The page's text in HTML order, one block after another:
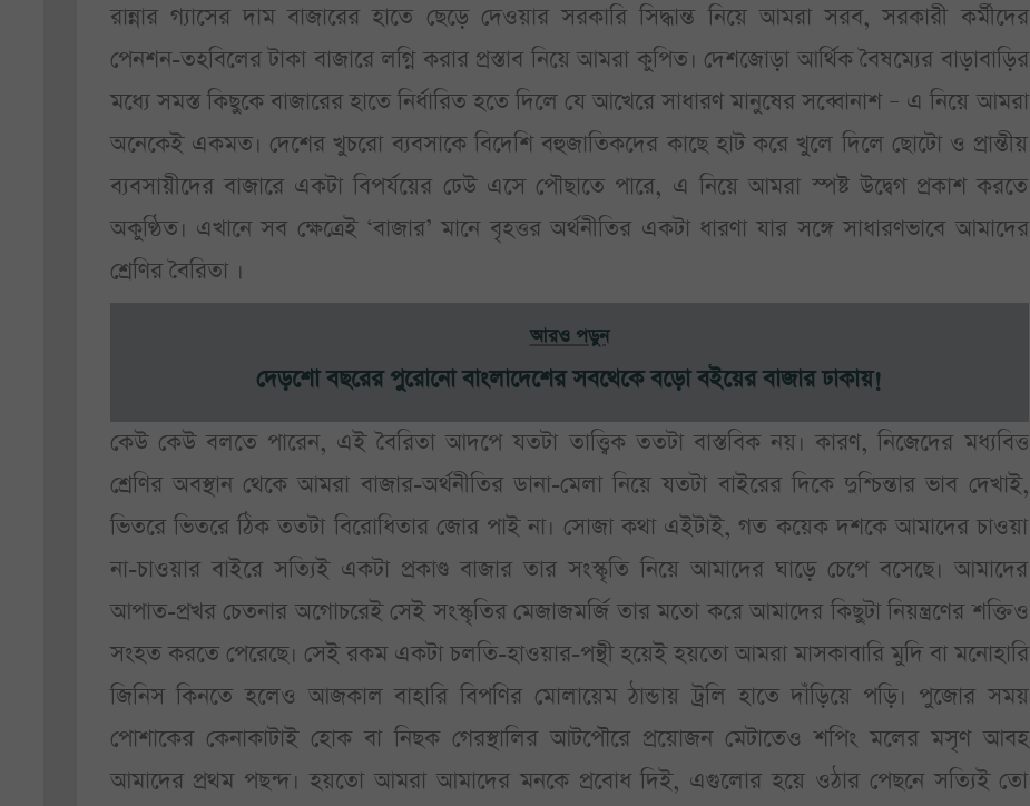
রান্নার গ্যাসের দাম বাজারের হাতে ছেড়ে দেওয়ার সরকারি সিদ্ধান্ত নিয়ে আমরা সরব, সরকারী কর্মীদের
পেনশন-তহবিলের টাকা বাজারে লগ্নি করার প্রস্তাব নিয়ে আমরা কুপিত। দেশজোড়া আর্থিক বৈষম্যের বাড়াবাড়ির
মধ্যে সমস্ত কিছুকে বাজারের হাতে নির্ধারিত হতে দিলে যে আখেরে সাধারণ মানুষের সব্বোনাশ – এ নিয়ে আমরা
অনেকেই একমত। দেশের খুচরো ব্যবসাকে বিদেশি বহুজাতিকদের কাছে হাট করে খুলে দিলে ছোটো ও প্রান্তীয়
ব্যবসায়ীদের বাজারে একটা বিপর্যয়ের ঢেউ এসে পৌছাতে পারে, এ নিয়ে আমরা স্পষ্ট উদ্বেগ প্রকাশ করতে
অকুণ্ঠিত। এখানে সব ক্ষেত্রেই ‘বাজার’ মানে বৃহত্তর অর্থনীতির একটা ধারণা যার সঙ্গে সাধারণভাবে আমাদের
শ্রেণির বৈরিতা ।
আরও পড়ুন
দেড়শো বছরের পুরোনো বাংলাদেশের সবথেকে বড়ো বইয়ের বাজার ঢাকায়!
কেউ কেউ বলতে পারেন, এই বৈরিতা আদপে যতটা তাত্ত্বিক ততটা বাস্তবিক নয়। কারণ, নিজেদের মধ্যবিত্ত
শ্রেণির অবস্থান থেকে আমরা বাজার-অর্থনীতির ডানা-মেলা নিয়ে যতটা বাইরের দিকে দুশ্চিন্তার ভাব দেখাই,
ভিতরে ভিতরে ঠিক ততটা বিরোধিতার জোর পাই না। সোজা কথা এইটাই, গত কয়েক দশকে আমাদের চাওয়া
না-চাওয়ার বাইরে সত্যিই একটা প্রকাণ্ড বাজার তার সংস্কৃতি নিয়ে আমাদের ঘাড়ে চেপে বসেছে। আমাদের
আপাত-প্রখর চেতনার অগোচরেই সেই সংস্কৃতির মেজাজমর্জি তার মতো করে আমাদের কিছুটা নিয়ন্ত্রণের শক্তিও
সংহত করতে পেরেছে। সেই রকম একটা চলতি-হাওয়ার-পন্থী হয়েই হয়তো আমরা মাসকাবারি মুদি বা মনোহারি
জিনিস কিনতে হলেও আজকাল বাহারি বিপণির মোলায়েম ঠান্ডায় ট্রলি হাতে দাঁড়িয়ে পড়ি। পুজোর সময়
পোশাকের কেনাকাটাই হোক বা নিছক গেরস্থালির আটপৌরে প্রয়োজন মেটাতেও শপিং মলের মসৃণ আবহ
আমাদের প্রথম পছন্দ। হয়তো আমরা আমাদের মনকে প্রবোধ দিই, এগুলোর হয়ে ওঠার পেছনে সত্যিই তো